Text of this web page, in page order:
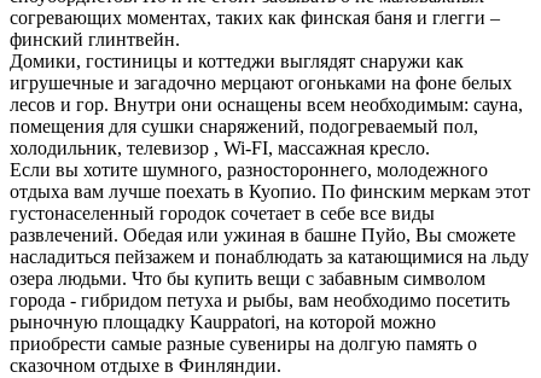
согревающих моментах, таких как финская баня и глегги –
финский глинтвейн.
Домики, гостиницы и коттеджи выглядят снаружи как
игрушечные и загадочно мерцают огоньками на фоне белых
лесов и гор. Внутри они оснащены всем необходимым: сауна,
помещения для сушки снаряжений, подогреваемый пол,
холодильник, телевизор , Wi-FI, массажная кресло.
Если вы хотите шумного, разностороннего, молодежного
отдыха вам лучше поехать в Куопио. По финским меркам этот
густонаселенный городок сочетает в себе все виды
развлечений. Обедая или ужиная в башне Пуйо, Вы сможете
насладиться пейзажем и понаблюдать за катающимися на льду
озера людьми. Что бы купить вещи с забавным символом
города - гибридом петуха и рыбы, вам необходимо посетить
рыночную площадку Kauppatori, на которой можно
приобрести самые разные сувениры на долгую память о
сказочном отдыхе в Финляндии.